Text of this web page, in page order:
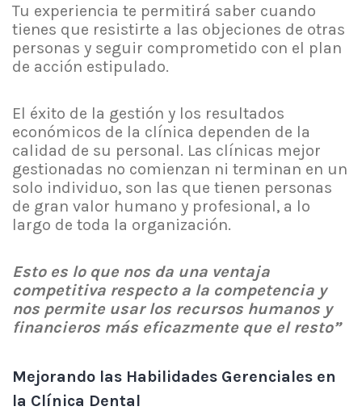
Tu experiencia te permitirá saber cuando
tienes que resistirte a las objeciones de otras
personas y seguir comprometido con el plan
de acción estipulado.
El éxito de la gestión y los resultados
económicos de la clínica dependen de la
calidad de su personal. Las clínicas mejor
gestionadas no comienzan ni terminan en un
solo individuo, son las que tienen personas
de gran valor humano y profesional, a lo
largo de toda la organización.
Esto es lo que nos da una ventaja
competitiva respecto a la competencia y
nos permite usar los recursos humanos y
financieros más eficazmente que el resto”
Mejorando las Habilidades Gerenciales en
la Clínica Dental